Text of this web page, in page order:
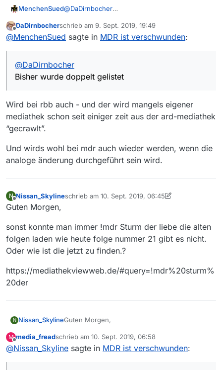
MenchenSued@DaDirnbocher
Sendungen, die gestern in der Liste waren,
liefern heute dies:
Offline
DaDirnbocherschrieb am 9. Sept. 2019, 19:49
zuletzt editiert von
@MenchenSued sagte in MDR ist verschwunden:
@DaDirnbocher
Bisher wurde doppelt gelistet
Wird bei rbb auch - und der wird mangels eigener
mediathek schon seit einiger zeit aus der ard-mediathek
“gecrawlt”.
Und wirds wohl bei mdr auch wieder werden, wenn die
analoge änderung durchgeführt sein wird.
N
Offline
Nissan_Skylineschrieb am 10. Sept. 2019, 06:45
zuletzt editiert von Nissan_Skyline
Guten Morgen,
sonst konnte man immer !mdr Sturm der liebe die alten
folgen laden wie heute folge nummer 21 gibt es nicht.
Oder wie ist die jetzt zu finden.?
https://mediathekviewweb.de/#query=!mdr%20sturm%
20der
N Nissan_SkylineGuten Morgen,
sonst konnte man immer !mdr Sturm der liebe
die alten folgen laden wie heute folge nummer
M
Offline
media_freadschrieb am 10. Sept. 2019, 06:58
zuletzt editiert von
@Nissan_Skyline sagte in MDR ist verschwunden: